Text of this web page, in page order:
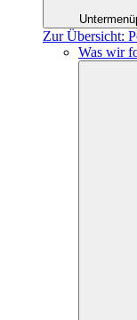
Zur Übersicht:
Was wir